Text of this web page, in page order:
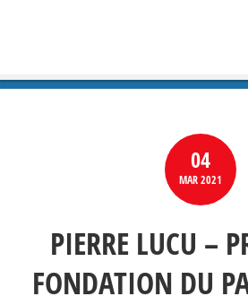
04
MAR2021
PIERRE LUCU –
FONDATION DU